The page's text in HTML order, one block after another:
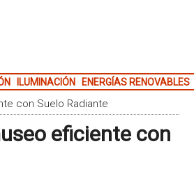
ILUMINACIÓN ENERGÍAS RENOVABLES
con Suelo Radiante
eficiente con